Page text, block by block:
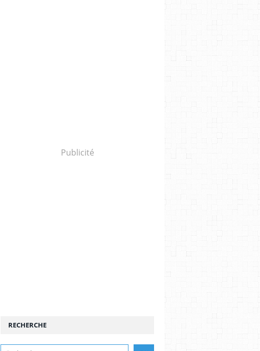
Publicité
RECHERCHE